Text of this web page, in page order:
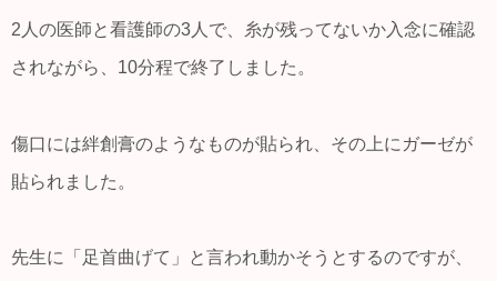
2人の医師と看護師の3人で、糸が残ってないか入念に確認
されながら、10分程で終了しました。
傷口には絆創膏のようなものが貼られ、その上にガーゼが
貼られました。
先生に「足首曲げて」と言われ動かそうとするのですが、